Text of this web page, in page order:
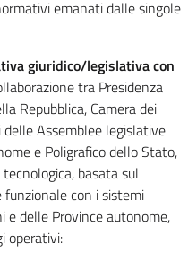
emanati dalle singole
giuridico/legislativa con
tra Presidenza
Repubblica, Camera dei
Assemblee legislative
e Poligrafico dello Stato,
basata sul
con i sistemi
e delle Province autonome,
operativi: